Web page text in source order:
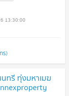
13:30:00
ร)
นทรี ทุ่งมหาเมฆ